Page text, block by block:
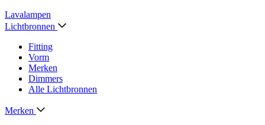
Lavalampen
Lichtbronnen
Fitting
Vorm
Merken
Dimmers
Alle Lichtbronnen
Merken